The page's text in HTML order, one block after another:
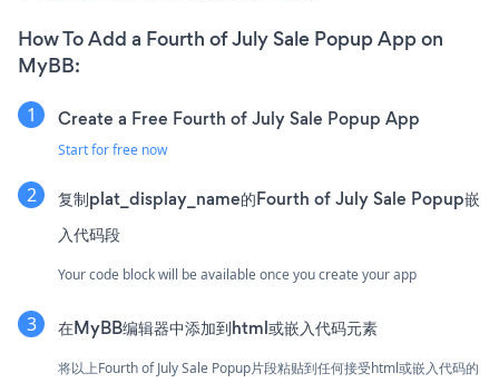
How To Add a Fourth of July Sale Popup App on
MyBB:
Create a Free Fourth of July Sale Popup App
Start for free now
复制plat_display_name的Fourth of July Sale Popup嵌
入代码段
Your code block will be available once you create your app
在MyBB编辑器中添加到html或嵌入代码元素
将以上Fourth of July Sale Popup片段粘贴到任何接受html或嵌入代码的